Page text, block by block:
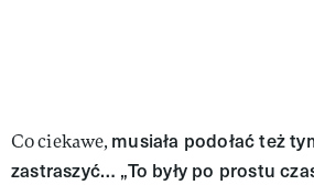
Co ciekawe, musiała podołać też
zastraszyć… „To były po prostu